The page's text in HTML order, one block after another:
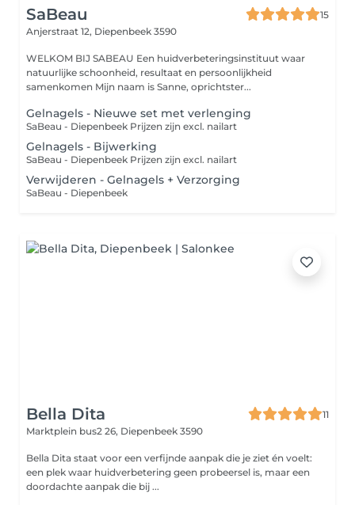
SaBeau
15
Anjerstraat 12, Diepenbeek 3590
WELKOM BIJ SABEAU Een huidverbeteringsinstituut waar
natuurlijke schoonheid, resultaat en persoonlijkheid
samenkomen Mijn naam is Sanne, oprichtster...
Gelnagels - Nieuwe set met verlenging
SaBeau - Diepenbeek Prijzen zijn excl. nailart
Gelnagels - Bijwerking
SaBeau - Diepenbeek Prijzen zijn excl. nailart
Verwijderen - Gelnagels + Verzorging
SaBeau - Diepenbeek
Bella Dita
11
Marktplein bus2 26, Diepenbeek 3590
Bella Dita staat voor een verfijnde aanpak die je ziet én voelt:
een plek waar huidverbetering geen probeersel is, maar een
doordachte aanpak die bij ...